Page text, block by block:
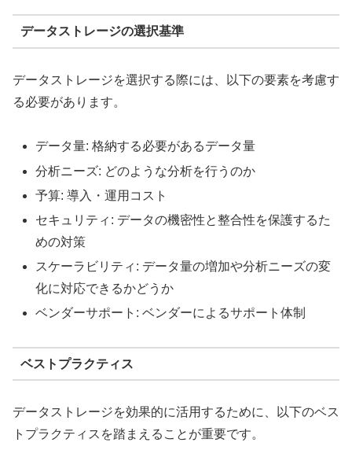
データストレージの選択基準
データストレージを選択する際には、以下の要素を考慮す
る必要があります。
データ量: 格納する必要があるデータ量
分析ニーズ: どのような分析を行うのか
予算: 導入・運用コスト
セキュリティ: データの機密性と整合性を保護するた
めの対策
スケーラビリティ: データ量の増加や分析ニーズの変
化に対応できるかどうか
ベンダーサポート: ベンダーによるサポート体制
ベストプラクティス
データストレージを効果的に活用するために、以下のベス
トプラクティスを踏まえることが重要です。